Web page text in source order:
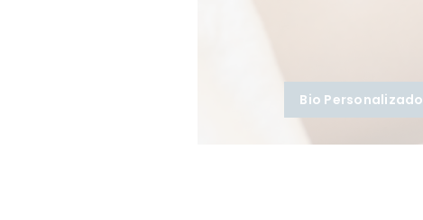
Bio Personalizado